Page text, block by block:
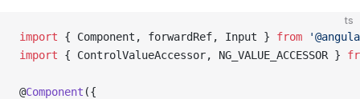
ts
import { Component, forwardRef, Input } from
import { ControlValueAccessor, NG_VALUE_ACCESSOR }
@Component ({